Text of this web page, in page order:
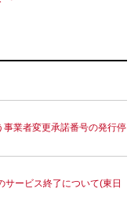
事業者変更承諾番号の発行停
サービス終了について(東日